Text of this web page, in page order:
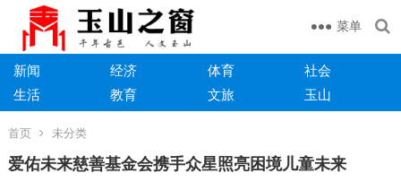
菜单
新闻 经济 体育
社会
生活
教育 文旅 玉山
首页 未分类
爱佑未来慈善基金会携手众星照亮困境儿童未来